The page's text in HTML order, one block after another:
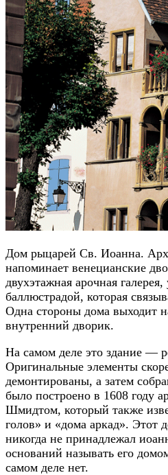
Дом рыцарей Св. Иоанна.
напоминает венецианские
двухэтажная арочная
баллюстрадой, которая
Одна стороны дома выходит
внутренний дворик.
На самом деле это здание —
Оригинальные элементы
демонтированы, а затем
было построено в 1608 году
Шмидтом, который также
голов» и «дома аркад». Этот
никогда не принадлежал
оснований называть его
самом деле нет.